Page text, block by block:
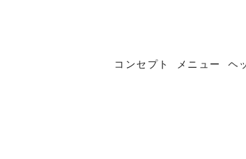
コンセプト メニュー ヘ